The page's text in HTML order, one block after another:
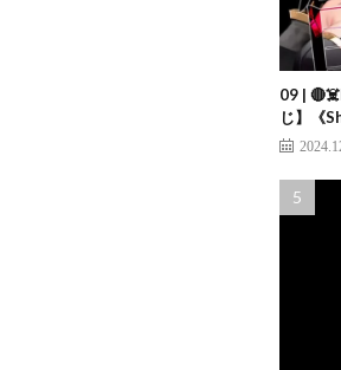
09 |
じ】《